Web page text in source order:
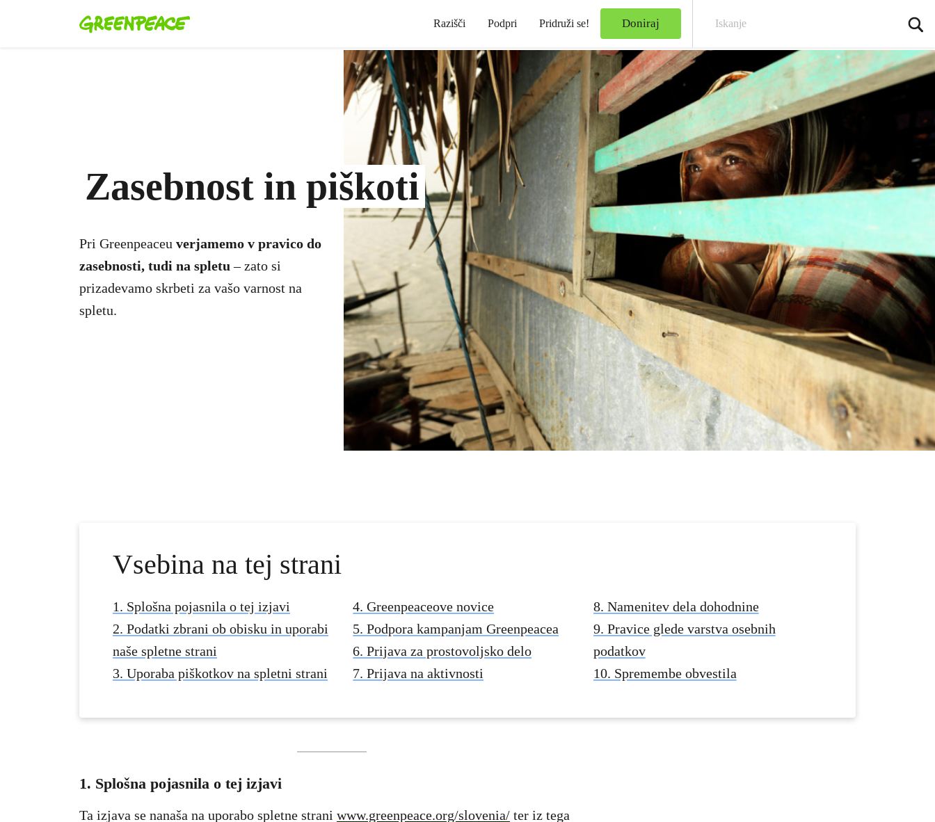
Razišči Podpri Pridruži se! Doniraj
Zasebnost in piškoti
Pri Greenpeaceu verjamemo v pravico do
zasebnosti, tudi na spletu – zato si
prizadevamo skrbeti za vašo varnost na
spletu.
Vsebina na tej strani
1. Splošna pojasnila o tej izjavi
2. Podatki zbrani ob obisku in uporabi
naše spletne strani
3. Uporaba piškotkov na spletni strani
4. Greenpeaceove novice
5. Podpora kampanjam Greenpeacea
6. Prijava za prostovoljsko delo
7. Prijava na aktivnosti
8. Namenitev dela dohodnine
9. Pravice glede varstva osebnih
podatkov
10. Spremembe obvestila
1. Splošna pojasnila o tej izjavi
Ta izjava se nanaša na uporabo spletne strani www.greenpeace.org/slovenia/ ter iz tega